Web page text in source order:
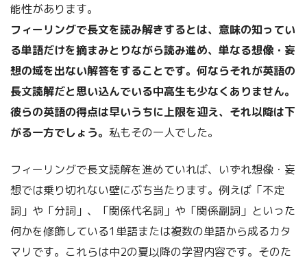
能性があります。
フィーリングで長文を読み解きするとは、意味の知ってい
る単語だけを摘まみとりながら読み進め、単なる想像・妄
想の域を出ない解答をすることです。何ならそれが英語の
長文読解だと思い込んでいる中高生も少なくありません。
彼らの英語の得点は早いうちに上限を迎え、それ以降は下
がる一方でしょう。 私もその一人でした。
フィーリングで長文読解を進めていれば、いずれ想像・妄
想では乗り切れない壁にぶち当たります。例えば「不定
詞」や「分詞」、「関係代名詞」や「関係副詞」といった
何かを修飾している1単語または複数の単語から成るカタ
マリです。これらは中2の夏以降の学習内容です。そのた